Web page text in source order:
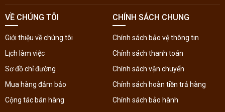
VỀ CHÚNG TÔI
Giới thiệu về chúng tôi
Lịch làm việc
Sơ đồ chỉ đường
Mua hàng đảm bảo
Cộng tác bán hàng
CHÍNH SÁCH CHUNG
Chính sách bảo vệ thông tin
Chính sách thanh toán
Chính sách vận chuyển
Chính sách hoàn tiền trả hàng
Chính sách bảo hành